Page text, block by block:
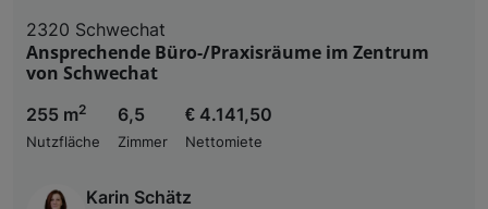
2320 Schwechat
Ansprechende Büro-/Praxisräume im Zentrum
von Schwechat
255 m2
Nutzfläche
6,5
Zimmer
€ 4.141,50
Nettomiete
Karin Schätz